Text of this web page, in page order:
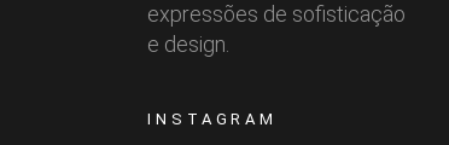
expressões de sofisticação
e design.
INSTAGRAM